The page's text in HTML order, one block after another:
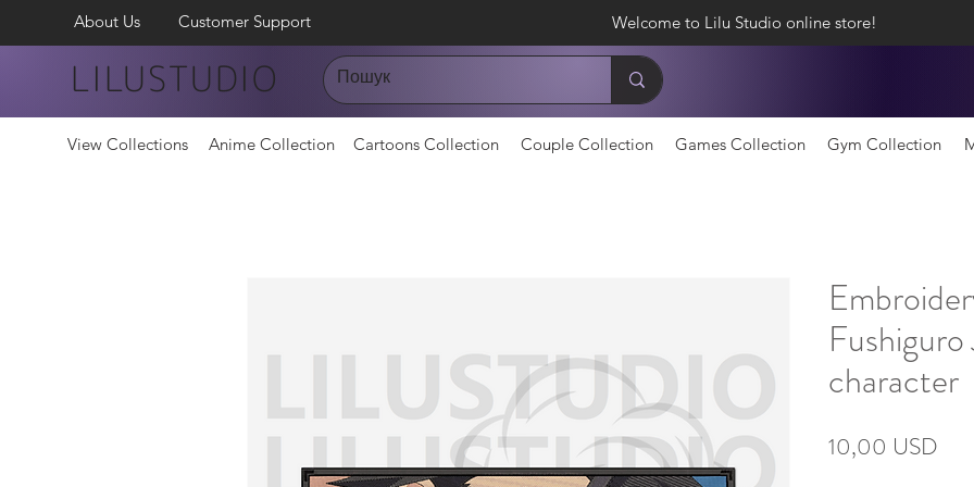
About Us Customer Support Welcome to Lilu Studio online store!
LILUSTUDIO
character
10,00 USD
View Collections Anime Collection Cartoons Collection Couple Collection Games Collection Gym Collection